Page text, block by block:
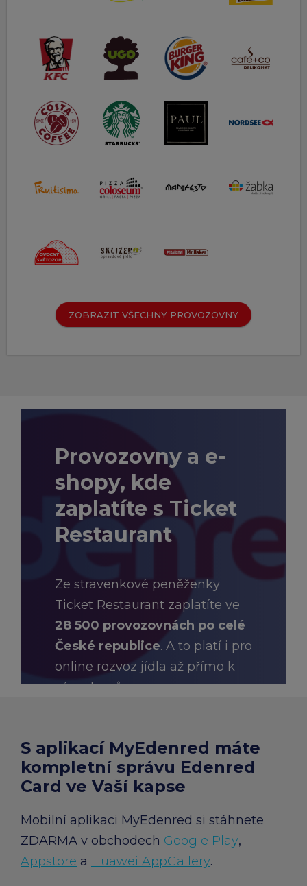
ZOBRAZIT VŠECHNY PROVOZOVNY
Provozovny a e-
shopy, kde
zaplatíte s Ticket
Restaurant
Ze stravenkové peněženky
Ticket Restaurant zaplatíte ve
28 500 provozovnách po celé
České republice. A to platí i pro
online rozvoz jídla až přímo k
vám domů.
HLEDAT PROVOZOVNY A E-
SHOPY
S aplikací MyEdenred máte
kompletní správu Edenred
Card ve Vaší kapse
Mobilní aplikaci MyEdenred si stáhnete
ZDARMA v obchodech Google Play,
Appstore a Huawei AppGallery.